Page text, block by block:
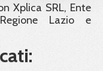
Xplica SRL, Ente
Lazio e